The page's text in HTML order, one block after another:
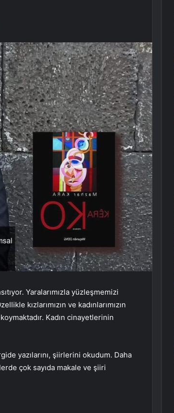
Yaralarımızla yüzleşmemizi
kızlarımızın ve kadınlarımızın
Kadın cinayetlerinin
yazılarını, şiirlerini okudum. Daha
çok sayıda makale ve şiiri